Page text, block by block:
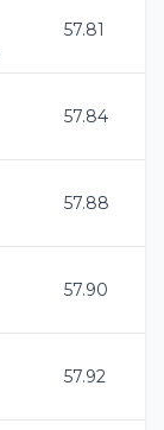
57.81
57.84
57.88
57.90
57.92